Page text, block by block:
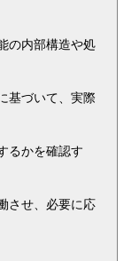
の内部構造や処
基づいて、実際
るかを確認す
させ、必要に応